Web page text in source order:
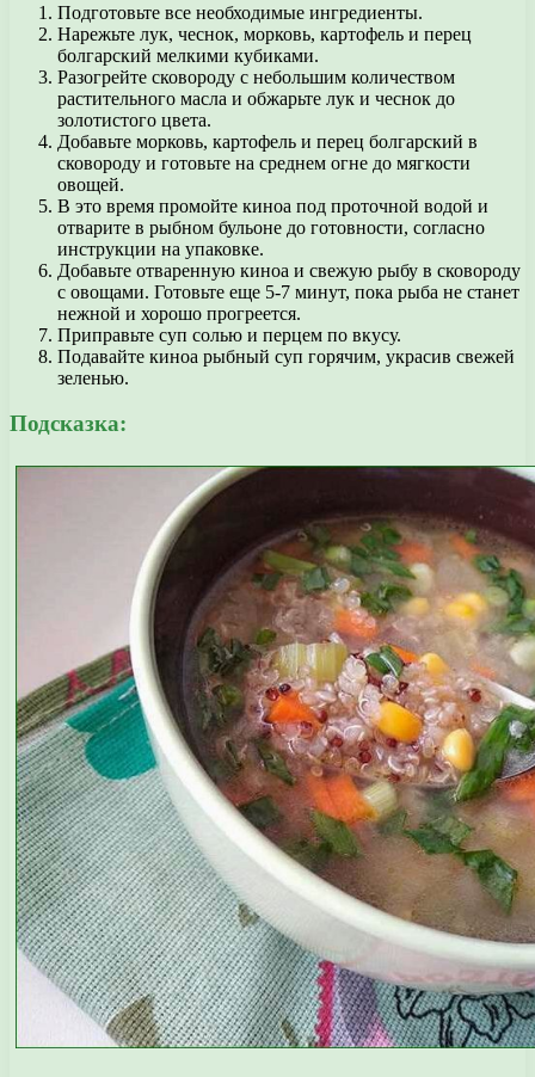
Подготовьте все необходимые ингредиенты.
Нарежьте лук, чеснок, морковь, картофель и перец
болгарский мелкими кубиками.
Разогрейте сковороду с небольшим количеством
растительного масла и обжарьте лук и чеснок до
золотистого цвета.
Добавьте морковь, картофель и перец болгарский в
сковороду и готовьте на среднем огне до мягкости
овощей.
В это время промойте киноа под проточной водой и
отварите в рыбном бульоне до готовности, согласно
инструкции на упаковке.
Добавьте отваренную киноа и свежую рыбу в сковороду
с овощами. Готовьте еще 5-7 минут, пока рыба не станет
нежной и хорошо прогреется.
Приправьте суп солью и перцем по вкусу.
Подавайте киноа рыбный суп горячим, украсив свежей
зеленью.
Подсказка: